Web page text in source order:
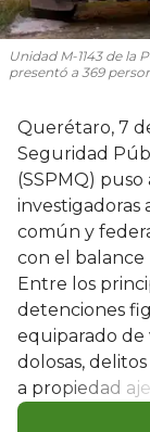
Unidad M-1143 de la
presentó a 369
Querétaro, 7
Seguridad
(SSPMQ)
investigadoras
común y
con el balance
Entre los
detenciones
equiparado de
dolosas,
a propiedad